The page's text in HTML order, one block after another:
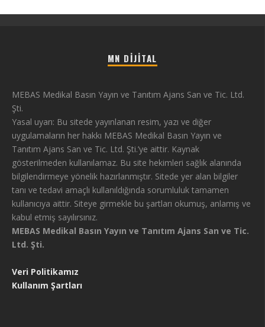
MN DIJITAL
MEBAS Medikal Basın Yayın ve Tanıtım Ajans San ve Tic. Ltd.
Şti.
Yasal uyarı: Bu sitede yayınlanan resim, yazı ve diğer
uygulamaların her hakkı MEBAS Medikal Basın Yayın ve
Tanıtım Ajans San ve Tic. Ltd. Şti.’ye aittir. Kaynak
gösterilmeden kullanılamaz. Bu site hekimleri sağlık alanında
bilgilendirmeye yönelik hazırlanmıştır. Sitede yer alan bilgiler
tanı ve tedavi amaçlı kullanıldığında sorumluluk tamamen
kullanıcıya aittir. Siteye girmekle bu şartları okumuş, anlamış ve
kabul etmiş sayılırsınız.
MEBAS Medikal Basın Yayın ve Tanıtım Ajans San ve Tic.
Ltd. Şti.
Veri Politikamız
Kullanım Şartları